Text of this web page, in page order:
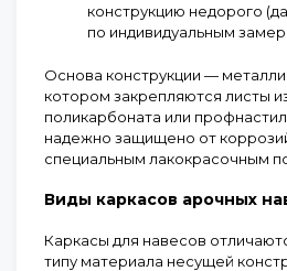
конструкцию недорого
по индивидуальным
Основа конструкции —
котором закрепляются листы
поликарбоната или
надежно защищено от
специальным лакокрасочным
Виды каркасов арочных
Каркасы для навесов
типу материала несущей